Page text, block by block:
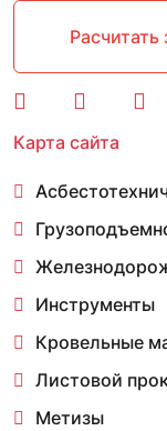
Расчитать
Карта сайта
Инструменты
Кровельные
Листовой
Метизы